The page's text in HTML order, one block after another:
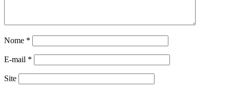
Nome *
E-mail *
Site